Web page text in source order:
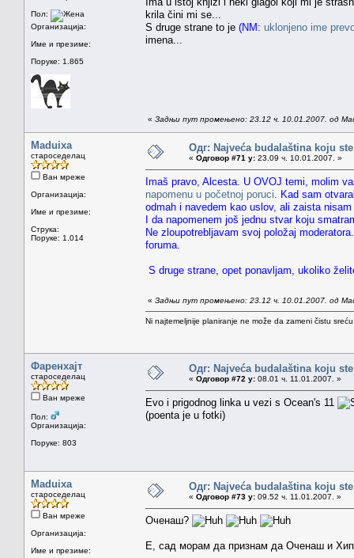
Пол:
Организација:
Име и презиме:
Поруке: 1.865
krila čini mi se...
S druge strane to je (NM: uklonjeno ime
imena...
« Задњи пут промењено: 23.12 ч. 10.01.2007. од
Maduixa
староседелац
Ван мреже
Организација:
Име и презиме:
Струка:
Поруке: 1.014
Одг: Najveća budalaština koju
« Одговор #71 у: 23.09 ч. 10.01.2007. »
Imaš pravo, Alcesta. U OVOJ temi, molim
napomenu u početnoj poruci . Kad sam
odmah i navedem kao uslov, ali zaista
I da napomenem još jednu stvar koju
Ne zloupotrebljavam svoj položaj
foruma.
S druge strane, opet ponavljam, ukoliko
« Задњи пут промењено: 23.12 ч. 10.01.2007. од
Ni najtemeljnije planiranje ne može da zameni čistu
Фаренхајт
староседелац
Ван мреже
Пол:
Организација:
Поруке: 803
Одг: Najveća budalaština koju
« Одговор #72 у: 08.01 ч. 11.01.2007. »
Evo i prigodnog linka u vezi s Ocean's 11
(poenta je u fotki)
Maduixa
староседелац
Ван мреже
Организација:
Име и презиме:
Одг: Najveća budalaština koju
« Одговор #73 у: 09.52 ч. 11.01.2007. »
Oченаш?
Е, сад морам да признам да Оченаш и